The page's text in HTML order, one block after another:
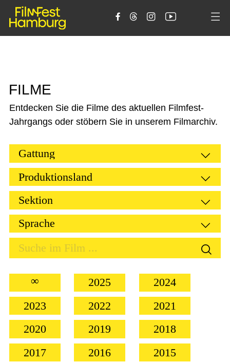
    
FILME
Entdecken Sie die Filme des aktuellen Filmfest-
Jahrgangs oder stöbern Sie in unserem Filmarchiv.
∞ 2025
2024
2023
2022
2021
2020
2019
2018
2017
2016
2015